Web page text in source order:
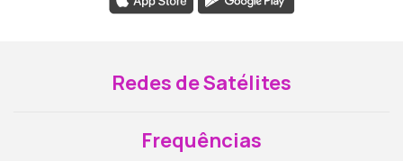
Redes de Satélites
Frequências